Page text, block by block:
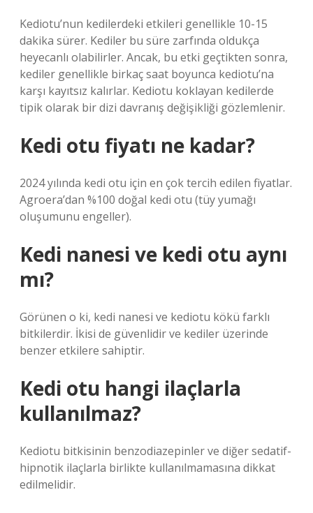
Kediotu’nun kedilerdeki etkileri genellikle 10-15
dakika sürer. Kediler bu süre zarfında oldukça
heyecanlı olabilirler. Ancak, bu etki geçtikten sonra,
kediler genellikle birkaç saat boyunca kediotu’na
karşı kayıtsız kalırlar. Kediotu koklayan kedilerde
tipik olarak bir dizi davranış değişikliği gözlemlenir.
Kedi otu fiyatı ne kadar?
2024 yılında kedi otu için en çok tercih edilen fiyatlar.
Agroera’dan %100 doğal kedi otu (tüy yumağı
oluşumunu engeller).
Kedi nanesi ve kedi otu aynı
mı?
Görünen o ki, kedi nanesi ve kediotu kökü farklı
bitkilerdir. İkisi de güvenlidir ve kediler üzerinde
benzer etkilere sahiptir.
Kedi otu hangi ilaçlarla
kullanılmaz?
Kediotu bitkisinin benzodiazepinler ve diğer sedatif-
hipnotik ilaçlarla birlikte kullanılmamasına dikkat
edilmelidir.